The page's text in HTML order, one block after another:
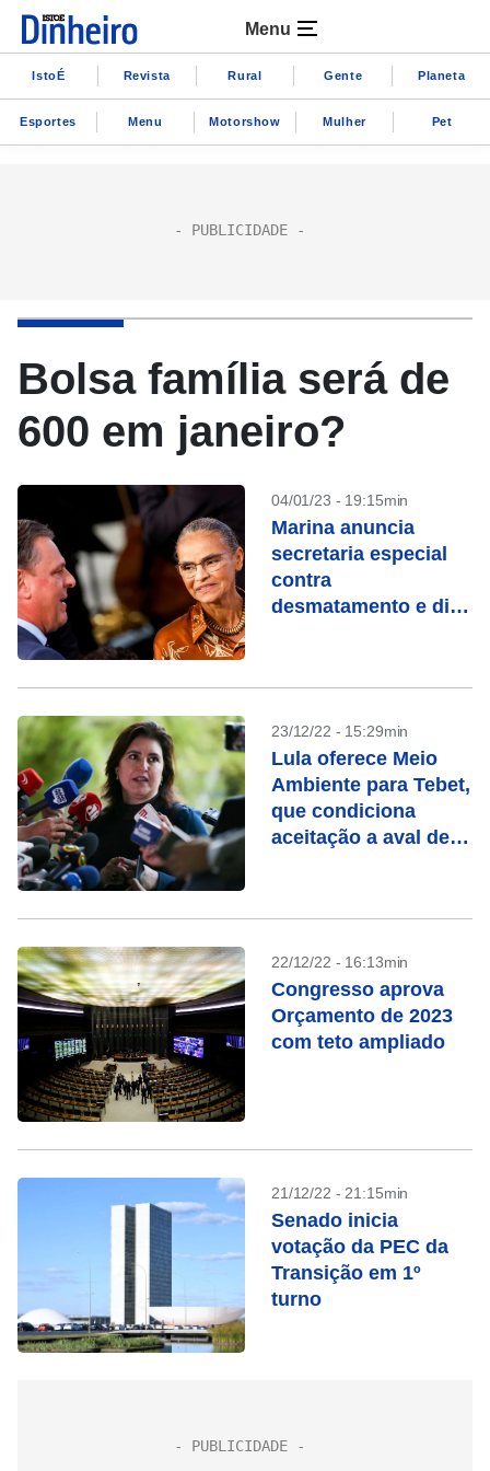
Menu
IstoÉ Revista Rural Gente Planeta
Esportes Menu Motorshow Mulher Pet
Bolsa família será de
600 em janeiro?
04/01/23 - 19:15min
Marina anuncia
secretaria especial
contra
desmatamento e diz
Brasil
23/12/22 - 15:29min
Lula oferece Meio
Ambiente para Tebet,
que condiciona
aceitação a aval de
22/12/22 - 16:13min
Congresso aprova
Orçamento de 2023
com teto ampliado
21/12/22 - 21:15min
Senado inicia
votação da PEC da
Transição em 1º
turno